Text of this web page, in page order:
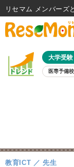
大学受
医専予備
教育ICT 先生
リセマム メンバーズ